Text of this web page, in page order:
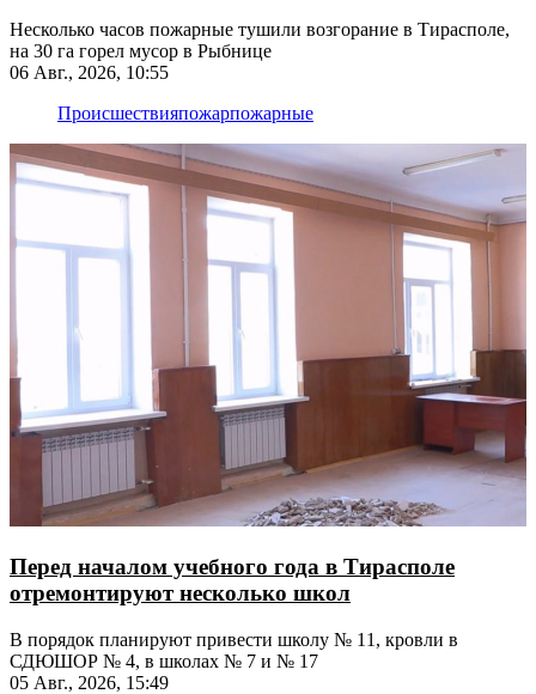
Несколько часов пожарные тушили возгорание в Тирасполе,
на 30 га горел мусор в Рыбнице
06 Авг., 2026, 10:55
Происшествияпожарпожарные
Перед началом учебного года в Тирасполе
отремонтируют несколько школ
В порядок планируют привести школу № 11, кровли в
СДЮШОР № 4, в школах № 7 и № 17
05 Авг., 2026, 15:49